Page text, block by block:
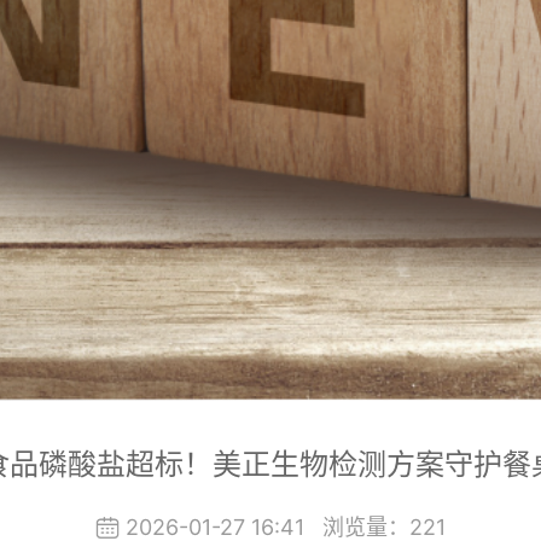
品磷酸盐超标！美正生物检测方案守护餐
2026-01-27 16:41 浏览量： 221